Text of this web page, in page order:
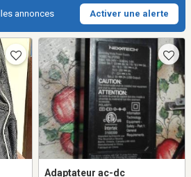
annonces Activer une alerte
Adaptateur ac-dc